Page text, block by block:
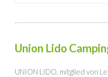
Union Lido
UNION LIDO, mitglied von